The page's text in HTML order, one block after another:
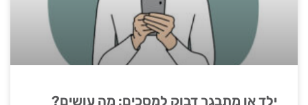
ילד או מתבגר דבוק למסכים: מה עושים?